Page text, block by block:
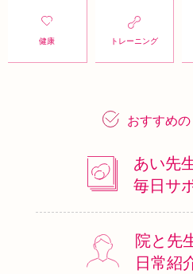
健康 トレーニング
おすすめ
あい先
毎日サ
院と先
日常紹